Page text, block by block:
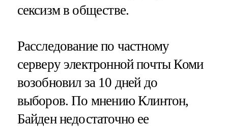
сексизм в обществе.
Расследование по частному
серверу электронной почты Коми
возобновил за 10 дней до
выборов. По мнению Клинтон,
Байден недостаточно ее